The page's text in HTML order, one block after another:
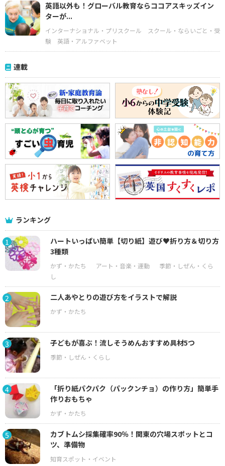
英語以外も！グローバル教育ならココアスキッズイン
ターが...
インターナショナル・プリスクール
スクール・ならいごと・受
験
英語・アルファベット
連載
ランキング
1
ハートいっぱい簡単【切り紙】遊び♥折り方＆切り方
3種類
2 二人あやとりの遊び方をイラストで解説
3 子どもが喜ぶ！流しそうめんおすすめ具材5つ
4
「折り紙パクパク（パックンチョ）の作り方」簡単手
作りおもちゃ
5
カブトムシ採集確率90％！関東の穴場スポットとコ
ツ、準備物